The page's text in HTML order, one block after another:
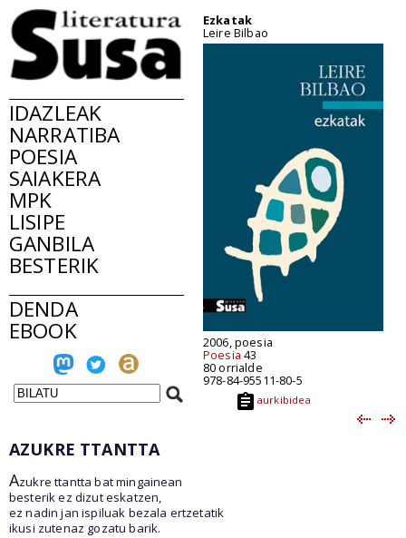
IDAZLEAK
NARRATIBA
POESIA
SAIAKERA
MPK
LISIPE
GANBILA
BESTERIK
DENDA
EBOOK
Ezkatak
Leire Bilbao
2006, poesia
Poesia 43
80 orrialde
978-84-95511-80-5
aurkibidea
AZUKRE TTANTTA
Azukre ttantta bat mingainean
besterik ez dizut eskatzen,
ez nadin jan ispiluak bezala ertzetatik
ikusi zutenaz gozatu barik.